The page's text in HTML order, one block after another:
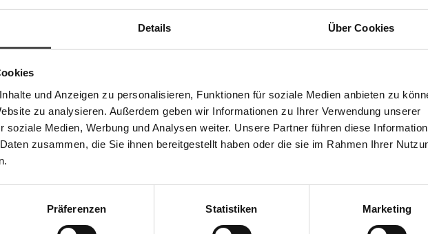
Details Über Cookies
und Anzeigen zu personalisieren, Funktionen für soziale Medien anbieten zu
zu analysieren. Außerdem geben wir Informationen zu Ihrer Verwendung unserer
soziale Medien, Werbung und Analysen weiter. Unsere Partner führen diese
zusammen, die Sie ihnen bereitgestellt haben oder die sie im Rahmen Ihrer
Präferenzen Statistiken Marketing
- Tomate-Basilikum
- Tartufini dolci misti 10e
- Sugo Alla Napoletan